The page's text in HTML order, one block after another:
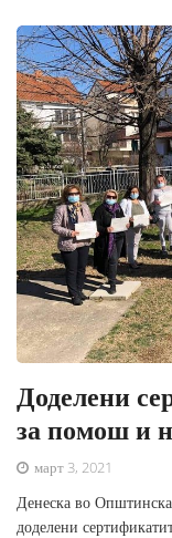
Доделени
за помош и
март 3, 2021
Денеска во
доделени